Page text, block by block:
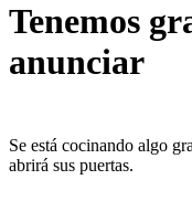
Tenemos
anunciar
Se está cocinando algo
abrirá sus puertas.